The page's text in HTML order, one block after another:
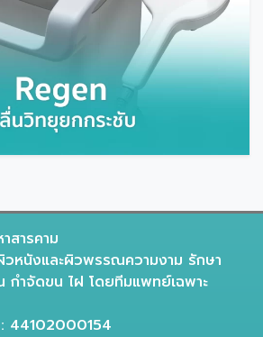
สารคาม
วหนังและผิวพรรณความงาม รักษา
กำจัดขน ไฝ โดยทีมแพทย์เฉพาะ
44102000154